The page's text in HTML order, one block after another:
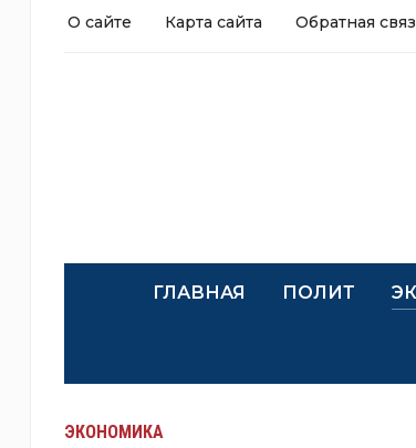
О сайте Карта сайта Обратная
ГЛАВНАЯ ПОЛИТ
ЭКОНОМИКА